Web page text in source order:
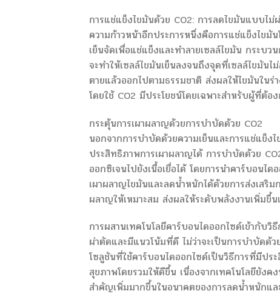
การแช่แข็งไขมันด้วย CO2: การลดไขมันแบบไม่
ความก้าวหน้าอีกประการหนึ่งคือการแช่แข็งไขมั
เย็นจัดเพื่อแช่แข็งและทำลายเซลล์ไขมัน กระบ
จะทำให้เซลล์ไขมันเย็นลงจนถึงจุดที่เซลล์ไขมันไ
ตายแล้วออกไปตามธรรมชาติ ส่งผลให้ไขมันใน
โดยใช้ CO2 มีประโยชน์โดยเฉพาะสำหรับผู้ที่ต้
กระตุ้นการเผาผลาญด้วยการบำบัดด้วย CO2
นอกจากการบำบัดด้วยความเย็นและการแช่แข็ง
ประสิทธิภาพการเผาผลาญได้ การบำบัดด้วย
ออกซิเจนไปยังเนื้อเยื่อได้ โดยการนำคาร์บอนไ
เผาผลาญไขมันและลดน้ำหนักได้ด้วยการส่งเสริ
ผลาญให้เหมาะสม ส่งผลให้ระดับพลังงานเพิ่ม
การผสานเทคโนโลยีคาร์บอนไดออกไซด์เข้ากับ
ผ่าตัดและมีแนวโน้มที่ดี ไม่ว่าจะเป็นการบำบัดด้
โซลูชันที่ใช้คาร์บอนไดออกไซด์เป็นวิธีการที่มีป
สุขภาพโดยรวมให้ดีขึ้น เนื่องจากเทคโนโลยียัง
สำคัญเพิ่มมากขึ้นในอนาคตของการลดน้ำหนักแ